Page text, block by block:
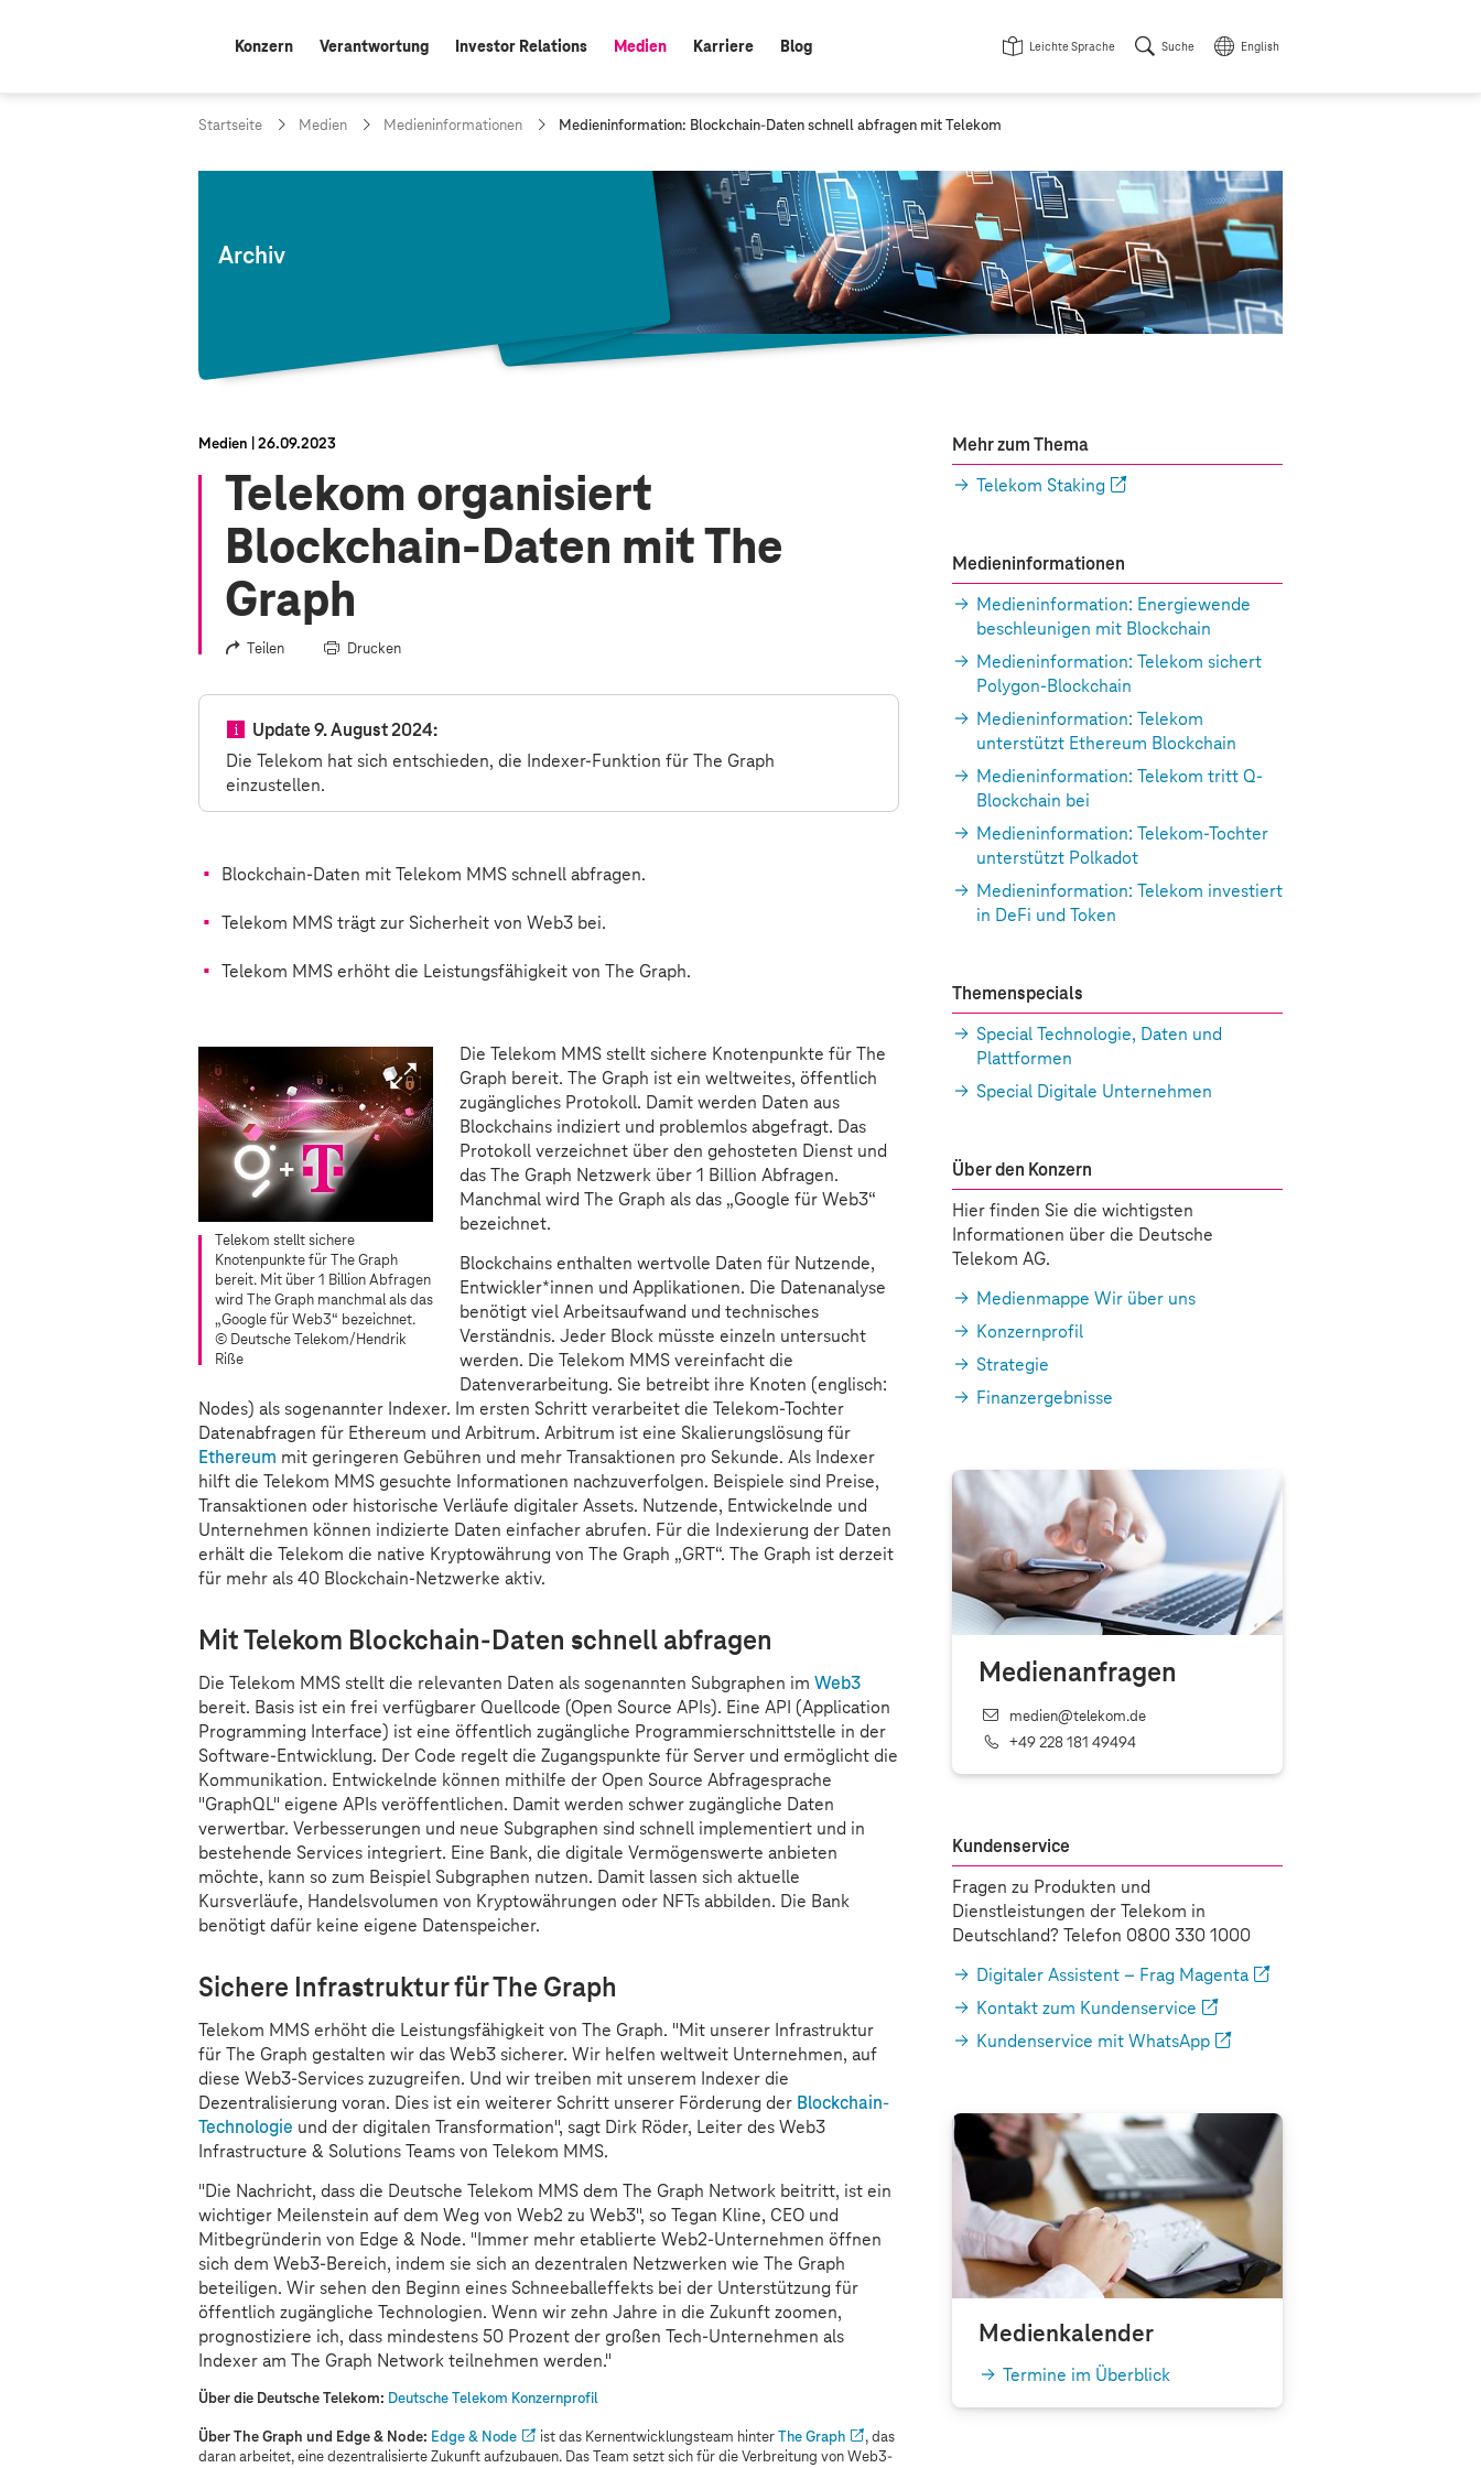
Konzern Verantwortung Investor Relations aktiv:
Medien Karriere Blog Leichte Sprache Suche English
Startseite Medien Medieninformationen
a
e
Medieninformation: Blockchain-Daten schnell abfragen mit Telekom
Archiv
Medien 26.09.2023
Telekom organisiert
Blockchain-Daten mit The
Graph
Teilen Drucken
Update 9. August 2024:
Die Telekom hat sich entschieden, die Indexer-Funktion für The Graph
einzustellen.
Blockchain-Daten mit Telekom MMS schnell abfragen.
Telekom MMS trägt zur Sicherheit von Web3 bei.
Telekom MMS erhöht die Leistungsfähigkeit von The Graph.
Telekom stellt sichere
Knotenpunkte für The Graph
bereit. Mit über 1 Billion Abfragen
wird The Graph manchmal als das
„Google für Web3“ bezeichnet.
© Deutsche Telekom/Hendrik
Riße
Die Telekom MMS stellt sichere Knotenpunkte für The
Graph bereit. The Graph ist ein weltweites, öffentlich
zugängliches Protokoll. Damit werden Daten aus
Blockchains indiziert und problemlos abgefragt. Das
Protokoll verzeichnet über den gehosteten Dienst und
das The Graph Netzwerk über 1 Billion Abfragen.
Manchmal wird The Graph als das „Google für Web3“
bezeichnet.
Blockchains enthalten wertvolle Daten für Nutzende,
Entwickler*innen und Applikationen. Die Datenanalyse
benötigt viel Arbeitsaufwand und technisches
Verständnis. Jeder Block müsste einzeln untersucht
werden. Die Telekom MMS vereinfacht die
Datenverarbeitung. Sie betreibt ihre Knoten (englisch:
Nodes) als sogenannter Indexer. Im ersten Schritt verarbeitet die Telekom-Tochter
Datenabfragen für Ethereum und Arbitrum. Arbitrum ist eine Skalierungslösung für
Ethereum mit geringeren Gebühren und mehr Transaktionen pro Sekunde. Als Indexer
hilft die Telekom MMS gesuchte Informationen nachzuverfolgen. Beispiele sind Preise,
Transaktionen oder historische Verläufe digitaler Assets. Nutzende, Entwickelnde und
Unternehmen können indizierte Daten einfacher abrufen. Für die Indexierung der Daten
erhält die Telekom die native Kryptowährung von The Graph „GRT“. The Graph ist derzeit
für mehr als 40 Blockchain-Netzwerke aktiv.
Mit Telekom Blockchain-Daten schnell abfragen
Die Telekom MMS stellt die relevanten Daten als sogenannten Subgraphen im Web3
bereit. Basis ist ein frei verfügbarer Quellcode (Open Source APIs). Eine API (Application
Programming Interface) ist eine öffentlich zugängliche Programmierschnittstelle in der
Software-Entwicklung. Der Code regelt die Zugangspunkte für Server und ermöglicht die
Kommunikation. Entwickelnde können mithilfe der Open Source Abfragesprache
"GraphQL" eigene APIs veröffentlichen. Damit werden schwer zugängliche Daten
verwertbar. Verbesserungen und neue Subgraphen sind schnell implementiert und in
bestehende Services integriert. Eine Bank, die digitale Vermögenswerte anbieten
möchte, kann so zum Beispiel Subgraphen nutzen. Damit lassen sich aktuelle
Kursverläufe, Handelsvolumen von Kryptowährungen oder NFTs abbilden. Die Bank
benötigt dafür keine eigene Datenspeicher.
Sichere Infrastruktur für The Graph
Telekom MMS erhöht die Leistungsfähigkeit von The Graph. "Mit unserer Infrastruktur
für The Graph gestalten wir das Web3 sicherer. Wir helfen weltweit Unternehmen, auf
diese Web3-Services zuzugreifen. Und wir treiben mit unserem Indexer die
Dezentralisierung voran. Dies ist ein weiterer Schritt unserer Förderung der Blockchain-
Technologie und der digitalen Transformation", sagt Dirk Röder, Leiter des Web3
Infrastructure & Solutions Teams von Telekom MMS.
"Die Nachricht, dass die Deutsche Telekom MMS dem The Graph Network beitritt, ist ein
wichtiger Meilenstein auf dem Weg von Web2 zu Web3", so Tegan Kline, CEO und
Mitbegründerin von Edge & Node. "Immer mehr etablierte Web2-Unternehmen öffnen
sich dem Web3-Bereich, indem sie sich an dezentralen Netzwerken wie The Graph
beteiligen. Wir sehen den Beginn eines Schneeballeffekts bei der Unterstützung für
öffentlich zugängliche Technologien. Wenn wir zehn Jahre in die Zukunft zoomen,
prognostiziere ich, dass mindestens 50 Prozent der großen Tech-Unternehmen als
Indexer am The Graph Network teilnehmen werden."
Über die Deutsche Telekom: Deutsche Telekom Konzernprofil
Über The Graph und Edge & Node: Edge & Node ist das Kernentwicklungsteam hinter The Graph
, das
daran arbeitet, eine dezentralisierte Zukunft aufzubauen. Das Team setzt sich für die Verbreitung von Web3-
Mehr zum Thema
Telekom Staking
Medieninformationen
Medieninformation: Energiewende
beschleunigen mit Blockchain
Medieninformation: Telekom sichert
Polygon-Blockchain
Medieninformation: Telekom
unterstützt Ethereum Blockchain
Medieninformation: Telekom tritt Q-
Blockchain bei
Medieninformation: Telekom-Tochter
unterstützt Polkadot
Medieninformation: Telekom investiert
in DeFi und Token
Themenspecials
Special Technologie, Daten und
Plattformen
Special Digitale Unternehmen
Über den Konzern
Hier finden Sie die wichtigsten
Informationen über die Deutsche
Telekom AG.
Medienmappe Wir über uns
Konzernprofil
Strategie
Finanzergebnisse
Medienanfragen
medien@telekom.de
+49 228 181 49494
Kundenservice
Fragen zu Produkten und
Dienstleistungen der Telekom in
Deutschland? Telefon 0800 330 1000
Digitaler Assistent – Frag Magenta
Kontakt zum Kundenservice
Kundenservice mit WhatsApp
Medienkalender
Termine im Überblick